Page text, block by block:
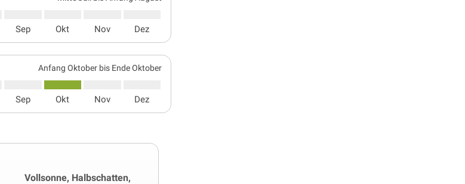
Sep Okt Nov Dez
Anfang Oktober bis Ende Oktober
Sep Okt Nov Dez
Vollsonne, Halbschatten,